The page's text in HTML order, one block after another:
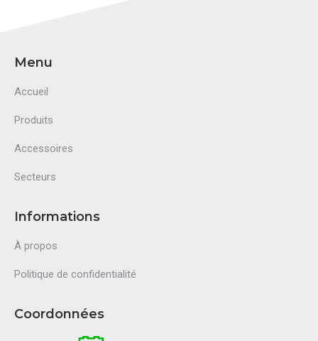
Menu
Accueil
Produits
Accessoires
Secteurs
Informations
À propos
Politique de confidentialité
Coordonnées